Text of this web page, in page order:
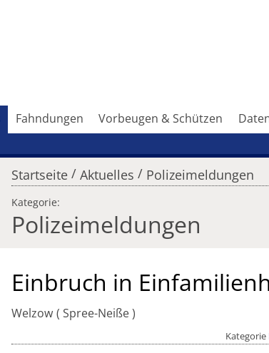
Fahndungen Vorbeugen & Schützen
Startseite / Aktuelles / Polizeimeldungen
Kategorie:
Polizeimeldungen
Einbruch in
Welzow Spree-Neiße
Kategorie